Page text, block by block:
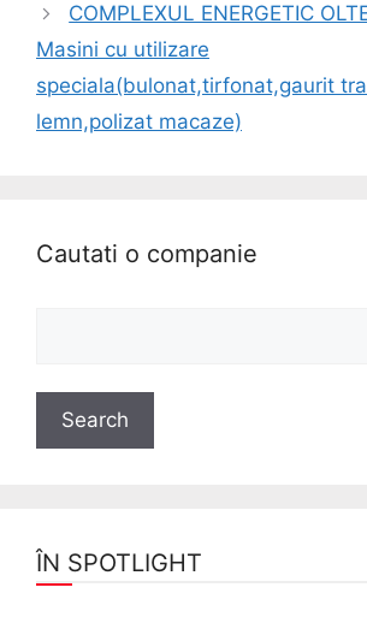
COMPLEXUL ENERGETIC
Masini cu utilizare
speciala(bulonat,tirfonat,gaurit
lemn,polizat macaze)
Cautati o companie
ÎN SPOTLIGHT